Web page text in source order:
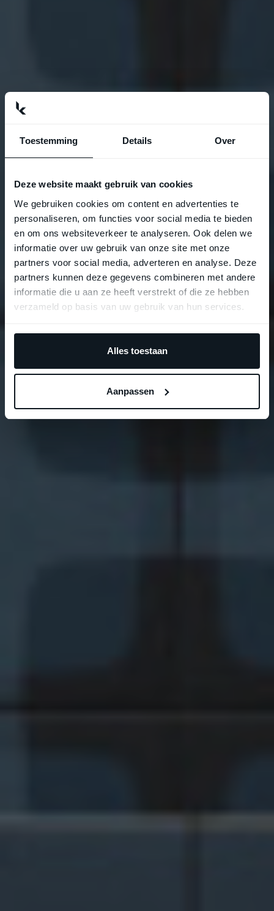
Toestemming Details Over
Deze website maakt gebruik van cookies
We gebruiken cookies om content en advertenties te
personaliseren, om functies voor social media te bieden
en om ons websiteverkeer te analyseren. Ook delen we
informatie over uw gebruik van onze site met onze
partners voor social media, adverteren en analyse. Deze
partners kunnen deze gegevens combineren met andere
informatie die u aan ze heeft verstrekt of die ze hebben
verzameld op basis van uw gebruik van hun services.
Alles toestaan
Aanpassen